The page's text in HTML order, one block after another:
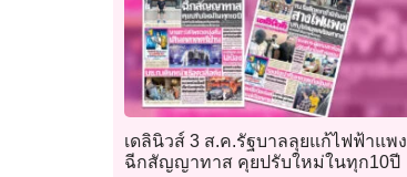
เดลินิวส์ 3 ส.ค.รัฐบาลลุยแก้ไฟฟ้าแพง
ฉีกสัญญาทาส คุยปรับใหม่ในทุก10ปี